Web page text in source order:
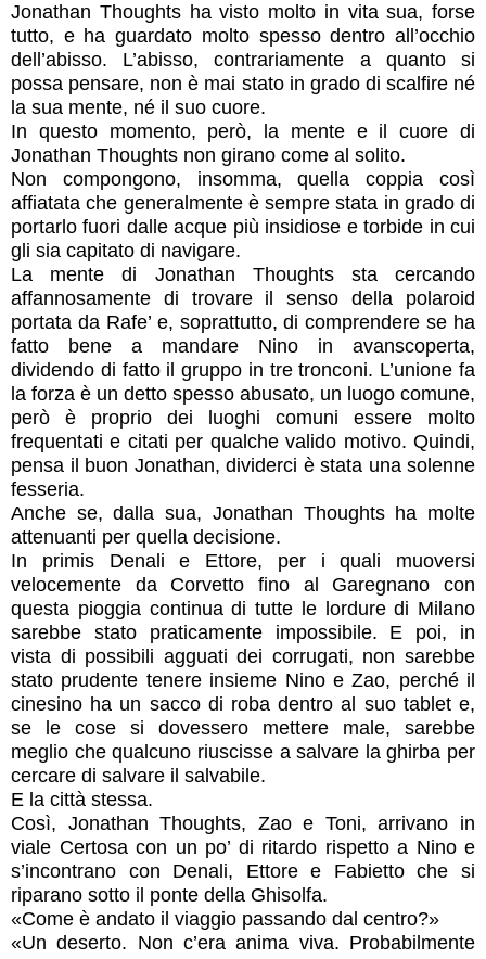
Jonathan Thoughts ha visto molto in vita sua, forse
tutto, e ha guardato molto spesso dentro all’occhio
dell’abisso. L’abisso, contrariamente a quanto si
possa pensare, non è mai stato in grado di scalfire né
la sua mente, né il suo cuore.
In questo momento, però, la mente e il cuore di
Jonathan Thoughts non girano come al solito.
Non compongono, insomma, quella coppia così
affiatata che generalmente è sempre stata in grado di
portarlo fuori dalle acque più insidiose e torbide in cui
gli sia capitato di navigare.
La mente di Jonathan Thoughts sta cercando
affannosamente di trovare il senso della polaroid
portata da Rafe’ e, soprattutto, di comprendere se ha
fatto bene a mandare Nino in avanscoperta,
dividendo di fatto il gruppo in tre tronconi. L’unione fa
la forza è un detto spesso abusato, un luogo comune,
però è proprio dei luoghi comuni essere molto
frequentati e citati per qualche valido motivo. Quindi,
pensa il buon Jonathan, dividerci è stata una solenne
fesseria.
Anche se, dalla sua, Jonathan Thoughts ha molte
attenuanti per quella decisione.
In primis Denali e Ettore, per i quali muoversi
velocemente da Corvetto fino al Garegnano con
questa pioggia continua di tutte le lordure di Milano
sarebbe stato praticamente impossibile. E poi, in
vista di possibili agguati dei corrugati, non sarebbe
stato prudente tenere insieme Nino e Zao, perché il
cinesino ha un sacco di roba dentro al suo tablet e,
se le cose si dovessero mettere male, sarebbe
meglio che qualcuno riuscisse a salvare la ghirba per
cercare di salvare il salvabile.
E la città stessa.
Così, Jonathan Thoughts, Zao e Toni, arrivano in
viale Certosa con un po’ di ritardo rispetto a Nino e
s’incontrano con Denali, Ettore e Fabietto che si
riparano sotto il ponte della Ghisolfa.
«Come è andato il viaggio passando dal centro?»
«Un deserto. Non c’era anima viva. Probabilmente